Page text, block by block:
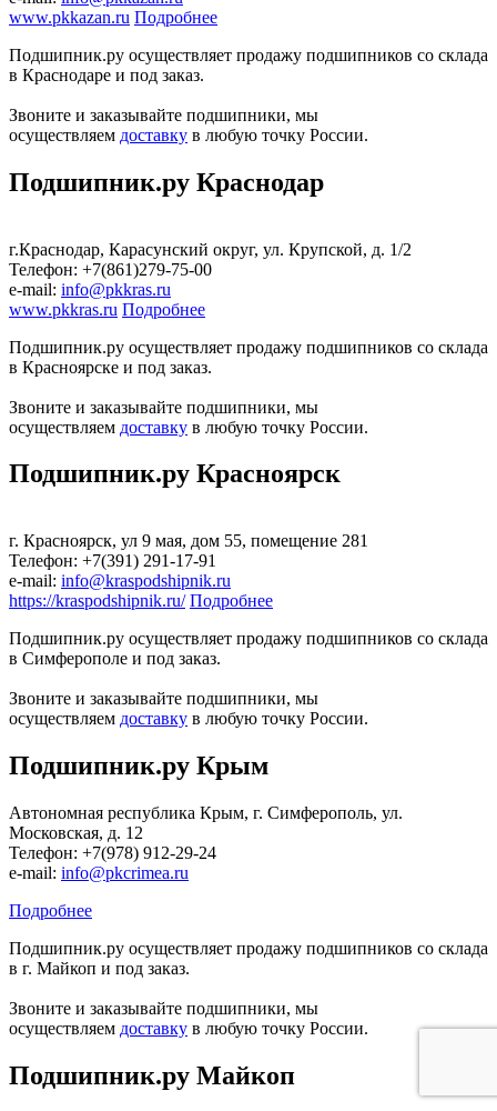
www.pkkazan.ru Подробнее
Подшипник.ру осуществляет продажу подшипников со склада
в Краснодаре и под заказ.
Звоните и заказывайте подшипники, мы
осуществляем доставку в любую точку России.
Подшипник.ру Краснодар
г.Краснодар, Карасунский округ, ул. Крупской, д. 1/2
Телефон: +7(861)279-75-00
е-mail: info@pkkras.ru
www.pkkras.ru Подробнее
Подшипник.ру осуществляет продажу подшипников со склада
в Красноярске и под заказ.
Звоните и заказывайте подшипники, мы
осуществляем доставку в любую точку России.
Подшипник.ру Красноярск
г. Красноярск, ул 9 мая, дом 55, помещение 281
Телефон: +7(391) 291-17-91
е-mail: info@kraspodshipnik.ru
https://kraspodshipnik.ru/ Подробнее
Подшипник.ру осуществляет продажу подшипников со склада
в Симферополе и под заказ.
Звоните и заказывайте подшипники, мы
осуществляем доставку в любую точку России.
Подшипник.ру Крым
Автономная республика Крым, г. Симферополь, ул.
Московская, д. 12
Телефон: +7(978) 912-29-24
е-mail: info@pkcrimea.ru
Подробнее
Подшипник.ру осуществляет продажу подшипников со склада
в г. Майкоп и под заказ.
Звоните и заказывайте подшипники, мы
осуществляем доставку в любую точку России.
Подшипник.ру Майкоп